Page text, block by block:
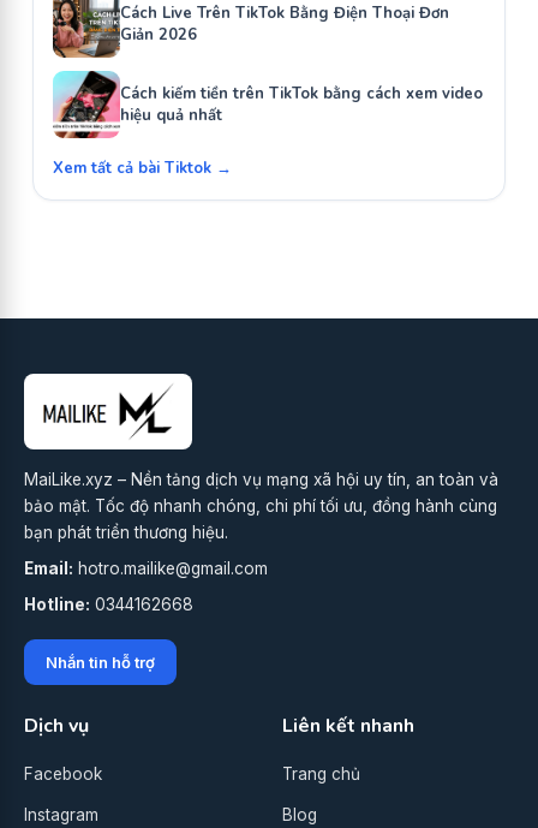
Cách Live Trên TikTok Bằng Điện Thoại Đơn
Giản 2026
Cách kiếm tiền trên TikTok bằng cách xem video
hiệu quả nhất
Xem tất cả bài Tiktok →
MaiLike.xyz – Nền tảng dịch vụ mạng xã hội uy tín, an toàn và
bảo mật. Tốc độ nhanh chóng, chi phí tối ưu, đồng hành cùng
bạn phát triển thương hiệu.
Email: hotro.mailike@gmail.com
Hotline: 0344162668
Nhắn tin hỗ trợ
Dịch vụ
Facebook
Instagram
Liên kết nhanh
Trang chủ
Blog